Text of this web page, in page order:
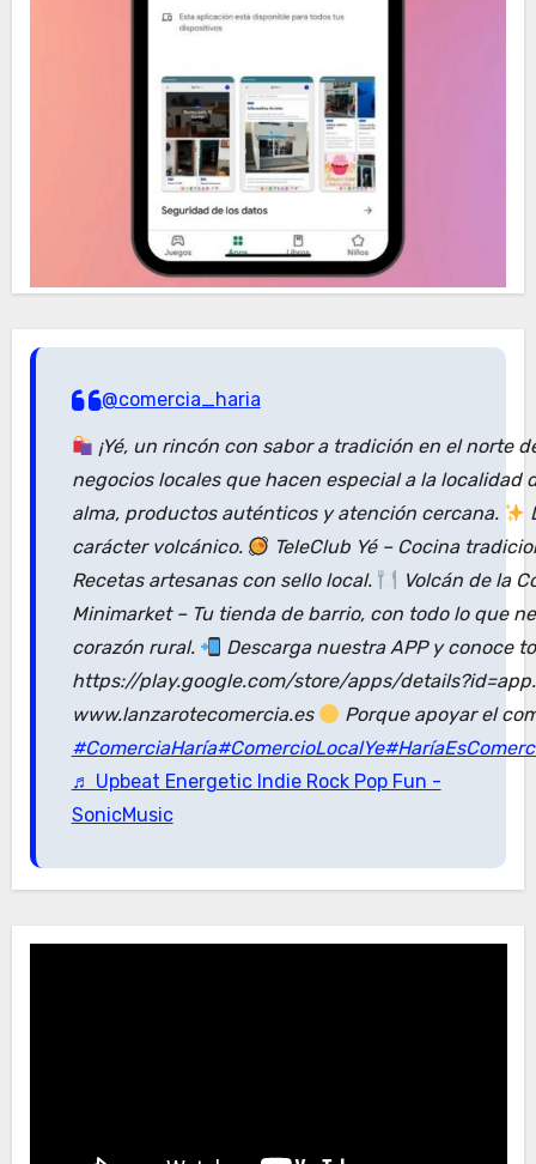
@comercia_haria
¡Yé, un rincón con sabor a tradición en el norte
negocios locales que hacen especial a la localidad
alma, productos auténticos y atención cercana.
carácter volcánico.
TeleClub Yé – Cocina
Recetas artesanas con sello local.
Volcán de la
Minimarket – Tu tienda de barrio, con todo lo que
corazón rural.
Descarga nuestra APP y conoce
https://play.google.com/store/apps/
www.lanzarotecomercia.es
Porque apoyar el
#ComerciaHaría#ComercioLocalYe
♬ Upbeat Energetic Indie Rock Pop Fun -
SonicMusic